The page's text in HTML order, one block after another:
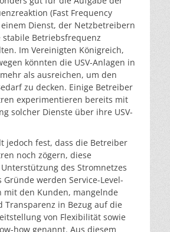
(Fast Frequency
einem Dienst, der Netzbetreibern
stabile Betriebsfrequenz
Im Vereinigten Königreich,
könnten die USV-Anlagen in
als ausreichen, um den
zu decken. Einige Betreiber
experimentieren bereits mit
solcher Dienste über ihre USV-
jedoch fest, dass die Betreiber
noch zögern, diese
des Stromnetzes
Gründe werden Service-Level-
mit den Kunden, mangelnde
Transparenz in Bezug auf die
von Flexibilität sowie
how genannt. Aus diesem